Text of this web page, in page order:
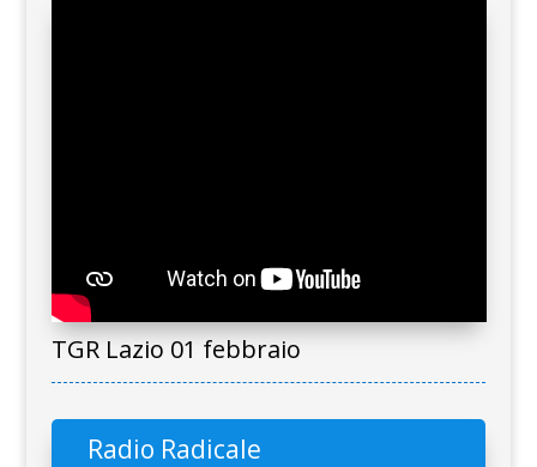
TGR Lazio 01 febbraio
Radio Radicale